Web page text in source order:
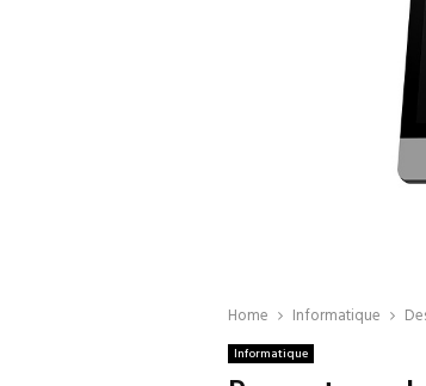
Home Informatique
Informatique